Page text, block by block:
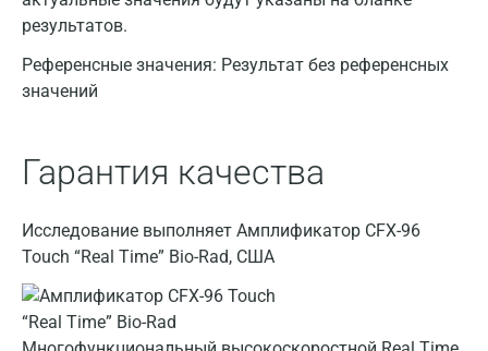
результатов.
Референсные значения: Результат без референсных
значений
Гарантия качества
Исследование выполняет Амплификатор CFX-96
Touch “Real Time” Bio-Rad, США